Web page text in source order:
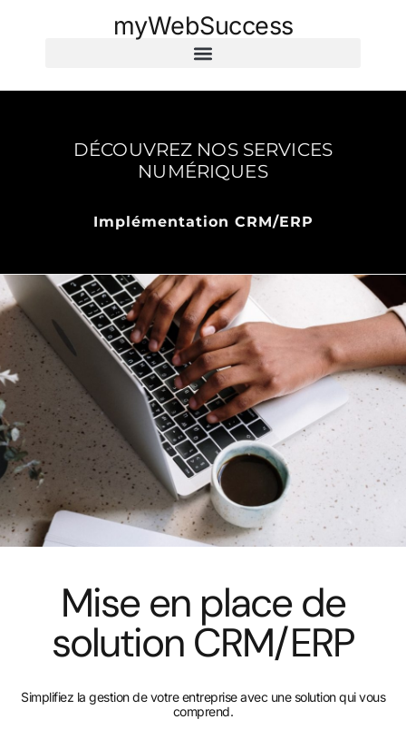
myWebSuccess
DÉCOUVREZ NOS SERVICES
NUMÉRIQUES
Implémentation CRM/ERP
Mise en place de
solution CRM/ERP
Simplifiez la gestion de votre entreprise avec une solution qui vous
comprend.